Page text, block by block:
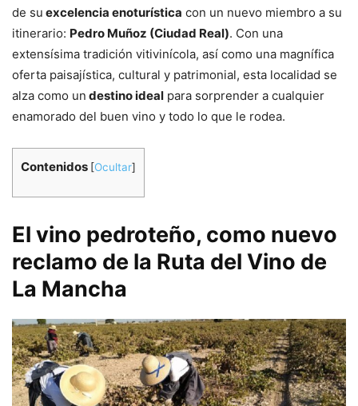
de su excelencia enoturística con un nuevo miembro a su
itinerario: Pedro Muñoz (Ciudad Real). Con una
extensísima tradición vitivinícola, así como una magnífica
oferta paisajística, cultural y patrimonial, esta localidad se
alza como un destino ideal para sorprender a cualquier
enamorado del buen vino y todo lo que le rodea.
Contenidos [Ocultar]
El vino pedroteño, como nuevo
reclamo de la Ruta del Vino de
La Mancha